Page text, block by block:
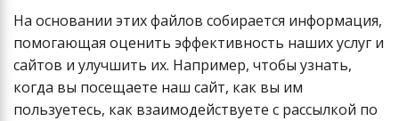
На основании этих файлов собирается информация,
помогающая оценить эффективность наших услуг и
сайтов и улучшить их. Например, чтобы узнать,
когда вы посещаете наш сайт, как вы им
пользуетесь, как взаимодействуете с рассылкой по